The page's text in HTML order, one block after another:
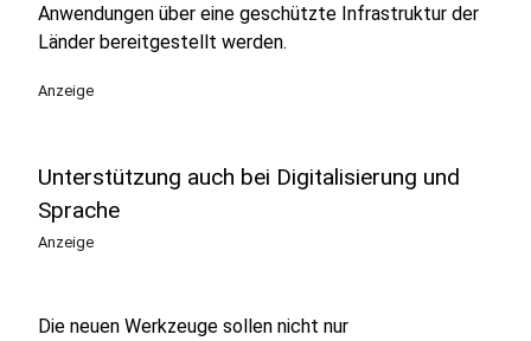
Anwendungen über eine geschützte Infrastruktur der
Länder bereitgestellt werden.
Anzeige
Unterstützung auch bei Digitalisierung und
Sprache
Anzeige
Die neuen Werkzeuge sollen nicht nur